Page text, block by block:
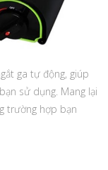
ga tự động, giúp
sử dụng. Mang lại
trường hợp bạn